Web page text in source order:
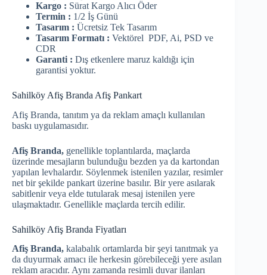
Kargo : Sürat Kargo Alıcı Öder
Termin : 1/2 İş Günü
Tasarım : Ücretsiz Tek Tasarım
Tasarım Formatı : Vektörel PDF, Ai, PSD ve
CDR
Garanti : Dış etkenlere maruz kaldığı için
garantisi yoktur.
Sahilköy Afiş Branda Afiş Pankart
Afiş Branda, tanıtım ya da reklam amaçlı kullanılan
baskı uygulamasıdır.
Afiş Branda, genellikle toplantılarda, maçlarda
üzerinde mesajların bulunduğu bezden ya da kartondan
yapılan levhalardır. Söylenmek istenilen yazılar, resimler
net bir şekilde pankart üzerine basılır. Bir yere asılarak
sabitlenir veya elde tutularak mesaj istenilen yere
ulaşmaktadır. Genellikle maçlarda tercih edilir.
Sahilköy Afiş Branda Fiyatları
Afiş Branda, kalabalık ortamlarda bir şeyi tanıtmak ya
da duyurmak amacı ile herkesin görebileceği yere asılan
reklam aracıdır. Aynı zamanda resimli duvar ilanları